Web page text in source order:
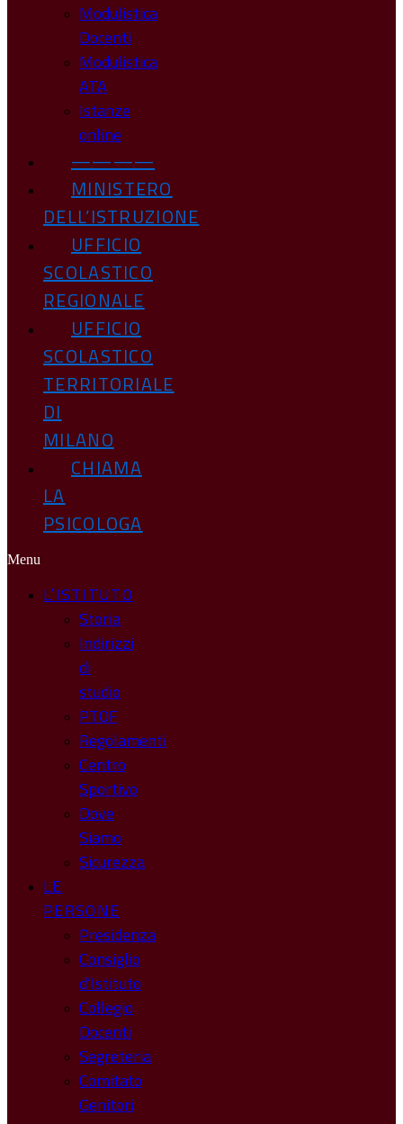
Modulistica
Docenti
Modulistica
ATA
Istanze
online
————
MINISTERO
DELL’ISTRUZIONE
UFFICIO
SCOLASTICO
REGIONALE
UFFICIO
SCOLASTICO
TERRITORIALE
DI
MILANO
CHIAMA
LA
PSICOLOGA
Menu
L’ISTITUTO
Storia
Indirizzi
di
studio
PTOF
Regolamenti
Centro
Sportivo
Dove
Siamo
Sicurezza
LE
PERSONE
Presidenza
Consiglio
d’Istituto
Collegio
Docenti
Segreteria
Comitato
Genitori